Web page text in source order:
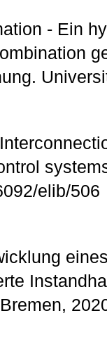
- Ein
elib/506